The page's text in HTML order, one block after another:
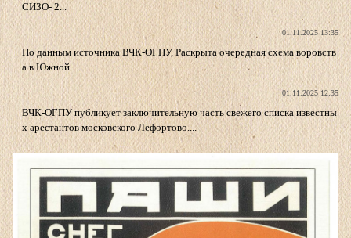
СИЗО- 2...
01.11.2025 13:35
По данным источника ВЧК-ОГПУ, Раскрыта очередная схема воровств
а в Южной...
01.11.2025 12:35
ВЧК-ОГПУ публикует заключительную часть свежего списка известны
х арестантов московского Лефортово....